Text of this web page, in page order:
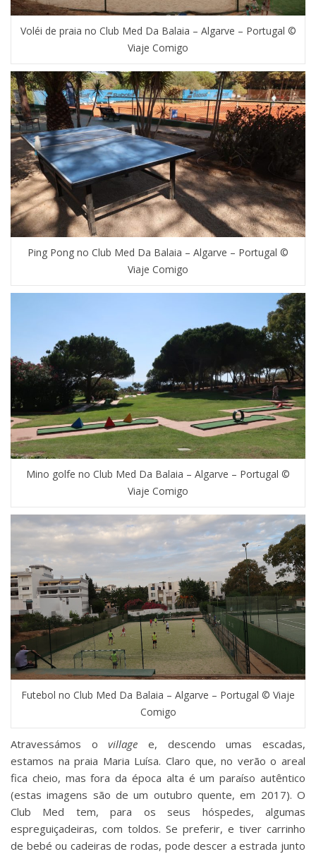
Voléi de praia no Club Med Da Balaia – Algarve – Portugal ©
Viaje Comigo
Ping Pong no Club Med Da Balaia – Algarve – Portugal ©
Viaje Comigo
Mino golfe no Club Med Da Balaia – Algarve – Portugal ©
Viaje Comigo
Futebol no Club Med Da Balaia – Algarve – Portugal © Viaje
Comigo
Atravessámos ovillage e, descendo umas escadas,
estamos na praia Maria Luísa. Claro que, no verão o areal
fica cheio, mas fora da época alta é um paraíso autêntico
(estas imagens são de um outubro quente, em 2017). O
Club Med tem, para os seus hóspedes, algumas
espreguiçadeiras, com toldos. Se preferir, e tiver carrinho
de bebé ou cadeiras de rodas, pode descer a estrada junto